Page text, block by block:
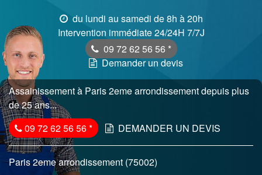
du lundi au samedi de 8h à 20h
Intervention immédiate 24/24H 7/7J
09 72 62 56 56 *
Demander un devis
Assainissement à Paris 2eme arrondissement depuis plus
de 25 ans...
09 72 62 56 56* DEMANDER UN DEVIS
Paris 2eme arrondissement (75002)